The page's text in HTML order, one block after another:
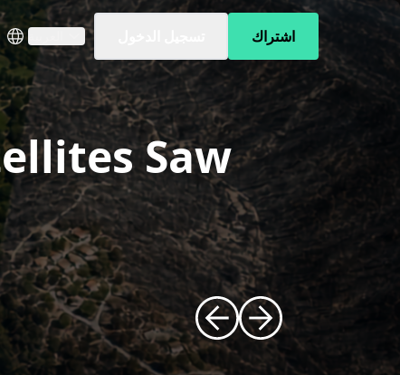
العربية اشتراك
Saw